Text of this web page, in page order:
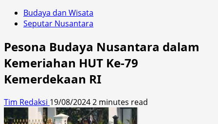
Budaya dan Wisata
Seputar Nusantara
Pesona Budaya Nusantara dalam
Kemeriahan HUT Ke-79
Kemerdekaan RI
Tim Redaksi 19/08/20242 minutes read